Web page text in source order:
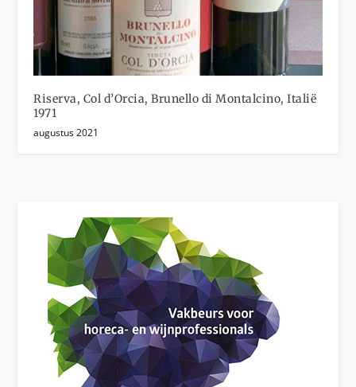
Riserva, Col d’Orcia, Brunello di Montalcino, Italië
1971
augustus 2021